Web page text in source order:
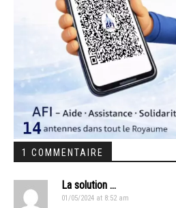
1 COMMENTAIRE
La solution ...
01/05/2024 at 8:52 am